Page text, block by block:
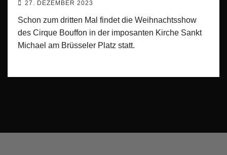
27. DEZEMBER 2023
Schon zum dritten Mal findet die Weihnachtsshow
des Cirque Bouffon in der imposanten Kirche Sankt
Michael am Brüsseler Platz statt.